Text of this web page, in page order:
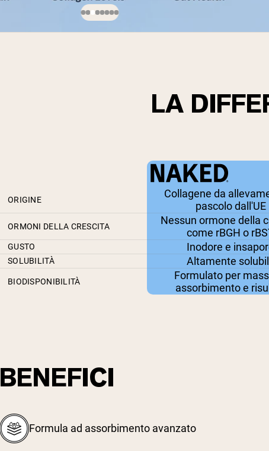
LA
ORIGINE
Collagene da
pascolo dall'UE
ORMONI DELLA CRESCITA
Nessun ormone della
come rBGH o
GUSTO Inodore e
SOLUBILITÀ Altamente
BIODISPONIBILITÀ
Formulato per
assorbimento e
BENEFICI
Formula ad assorbimento avanzato